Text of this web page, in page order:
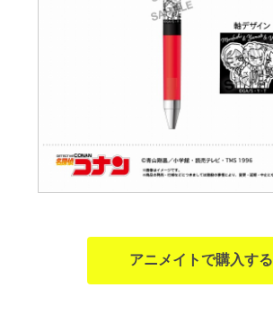
アニメイトで購入する